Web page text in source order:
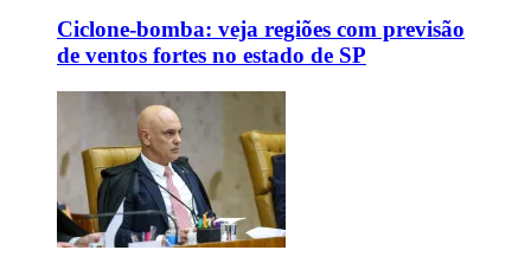
Ciclone-bomba: veja regiões com previsão
de ventos fortes no estado de SP